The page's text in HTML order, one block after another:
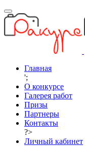
Главная
';
О конкурсе
Галерея работ
Призы
Партнеры
Контакты
?>
Личный кабинет